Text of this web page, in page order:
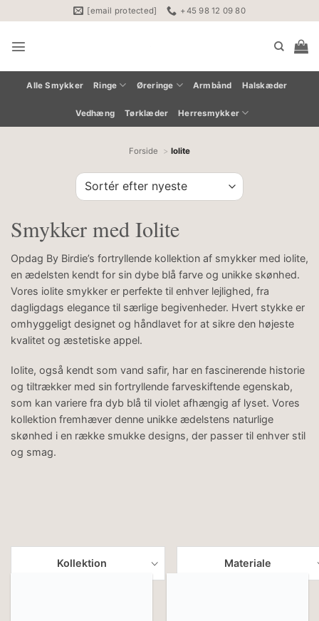
til
indhold
[email protected] +45 98 12 09 80
Alle Smykker Ringe Øreringe Armbånd Halskæder
Vedhæng Tørklæder Herresmykker
Forside Iolite
Smykker med Iolite
Opdag By Birdie’s fortryllende kollektion af smykker med iolite,
en ædelsten kendt for sin dybe blå farve og unikke skønhed.
Vores iolite smykker er perfekte til enhver lejlighed, fra
dagligdags elegance til særlige begivenheder. Hvert stykke er
omhyggeligt designet og håndlavet for at sikre den højeste
kvalitet og æstetiske appel.
Iolite, også kendt som vand safir, har en fascinerende historie
og tiltrækker med sin fortryllende farveskiftende egenskab,
som kan variere fra dyb blå til violet afhængig af lyset. Vores
kollektion fremhæver denne unikke ædelstens naturlige
skønhed i en række smukke designs, der passer til enhver stil
og smag.
Kollektion Materiale